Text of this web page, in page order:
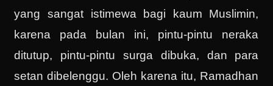
yang sangat istimewa bagi kaum Muslimin,
karena pada bulan ini, pintu-pintu neraka
ditutup, pintu-pintu surga dibuka, dan para
setan dibelenggu. Oleh karena itu, Ramadhan